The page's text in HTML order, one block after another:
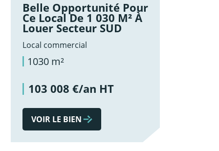
Belle Opportunité Pour
Ce Local De 1 030 M² À
Louer Secteur SUD
Local commercial
1030 m²
103 008 €/an HT
VOIR LE BIEN